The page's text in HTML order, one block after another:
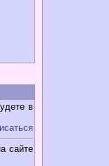
в
сайте